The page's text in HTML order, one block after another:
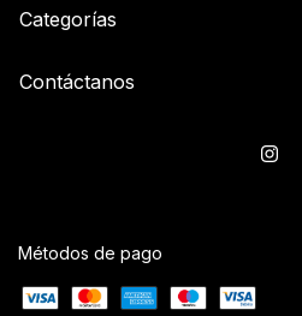
Categorías
Contáctanos
Métodos de pago